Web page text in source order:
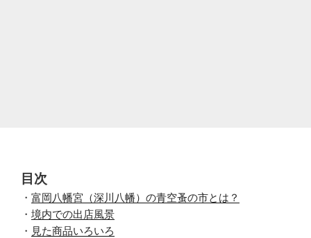
目次
・ 富岡八幡宮（深川八幡）の青空蚤の市とは？
・ 境内での出店風景
・ 見た商品いろいろ